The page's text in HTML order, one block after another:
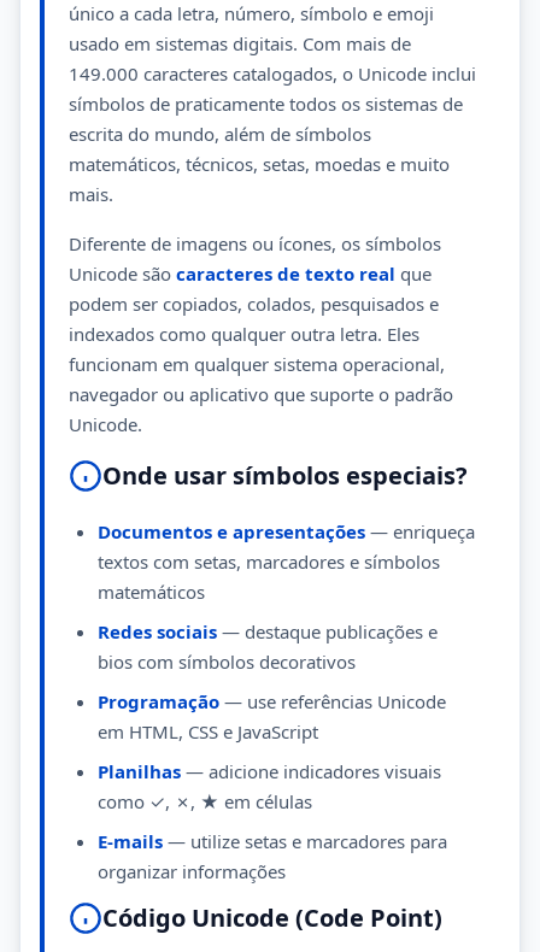
único a cada letra, número, símbolo e emoji
usado em sistemas digitais. Com mais de
149.000 caracteres catalogados, o Unicode inclui
símbolos de praticamente todos os sistemas de
escrita do mundo, além de símbolos
matemáticos, técnicos, setas, moedas e muito
mais.
Diferente de imagens ou ícones, os símbolos
Unicode são caracteres de texto real que
podem ser copiados, colados, pesquisados e
indexados como qualquer outra letra. Eles
funcionam em qualquer sistema operacional,
navegador ou aplicativo que suporte o padrão
Unicode.
Onde usar símbolos especiais?
Documentos e apresentações — enriqueça
textos com setas, marcadores e símbolos
matemáticos
Redes sociais — destaque publicações e
bios com símbolos decorativos
Programação — use referências Unicode
em HTML, CSS e JavaScript
Planilhas — adicione indicadores visuais
como ✓, ✗, ★ em células
E-mails — utilize setas e marcadores para
organizar informações
Código Unicode (Code Point)